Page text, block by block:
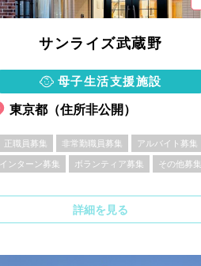
サンライズ武蔵野
母子生活支援施設
東京都（住所非公開）
正職員募集 非常勤職員募集 アルバイト募集
インターン募集 ボランティア募集 その他募集
詳細を見る